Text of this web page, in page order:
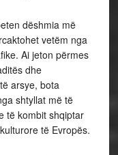
dëshmia më
vetëm nga
Ai jeton përmes
dhe
arsye, bota
shtyllat më të
të kombit shqiptar
të Evropës.